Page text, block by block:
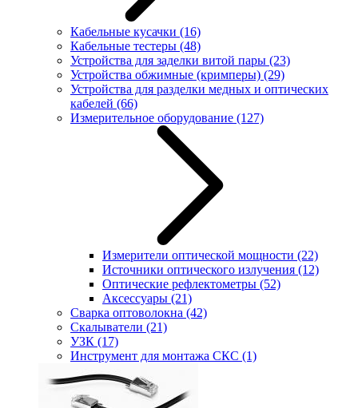
Кабельные кусачки (16)
Кабельные тестеры (48)
Устройства для заделки витой пары (23)
Устройства обжимные (кримперы) (29)
Устройства для разделки медных и оптических
кабелей (66)
Измерительное оборудование (127)
Измерители оптической мощности (22)
Источники оптического излучения (12)
Оптические рефлектометры (52)
Аксессуары (21)
Сварка оптоволокна (42)
Скалыватели (21)
УЗК (17)
Инструмент для монтажа СКС (1)